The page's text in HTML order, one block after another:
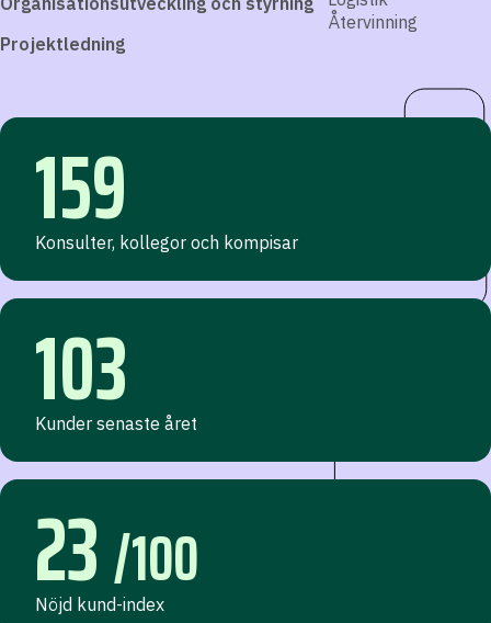
Projektledning
Återvinning
159
Konsulter, kollegor och kompisar
103
Kunder senaste året
23/100
Nöjd kund-index